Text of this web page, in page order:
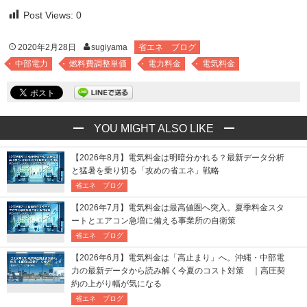
Post Views: 0
2020年2月28日 sugiyama
省エネ ブログ
中部電力
燃料費調整単価 電力料金 電気料金
YOU MIGHT ALSO LIKE
【2026年8月】電気料金は明暗分かれる？最新データ分析
と猛暑を乗り切る「攻めの省エネ」戦略
省エネ ブログ
【2026年7月】電気料金は最高値圏へ突入。夏季料金スタ
ートとエアコン急増に備える事業所の自衛策
省エネ ブログ
【2026年6月】電気料金は「高止まり」へ。沖縄・中部電
力の最新データから読み解く今夏のコスト対策 ｜高圧契
約の上がり幅が気になる
省エネ ブログ